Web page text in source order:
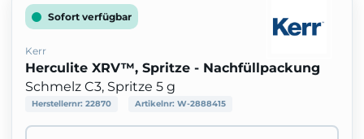
Sofort verfügbar
Kerr
Herculite XRV™, Spritze - Nachfüllpackung
Schmelz C3, Spritze 5 g
Herstellernr: 22870 Artikelnr: W-2888415